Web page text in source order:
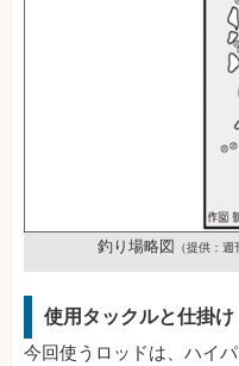
釣り場略図 （提供：
使用タックルと仕掛け
今回使うロッドは、ハイ